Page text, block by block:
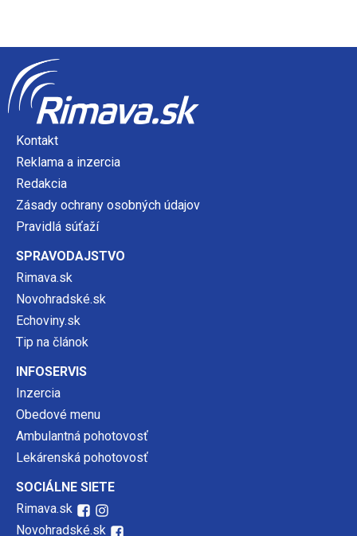
Kontakt
Reklama a inzercia
Redakcia
Zásady ochrany osobných údajov
Pravidlá súťaží
SPRAVODAJSTVO
Rimava.sk
Novohradské.sk
Echoviny.sk
Tip na článok
INFOSERVIS
Inzercia
Obedové menu
Ambulantná pohotovosť
Lekárenská pohotovosť
SOCIÁLNE SIETE
Rimava.sk
Novohradské.sk